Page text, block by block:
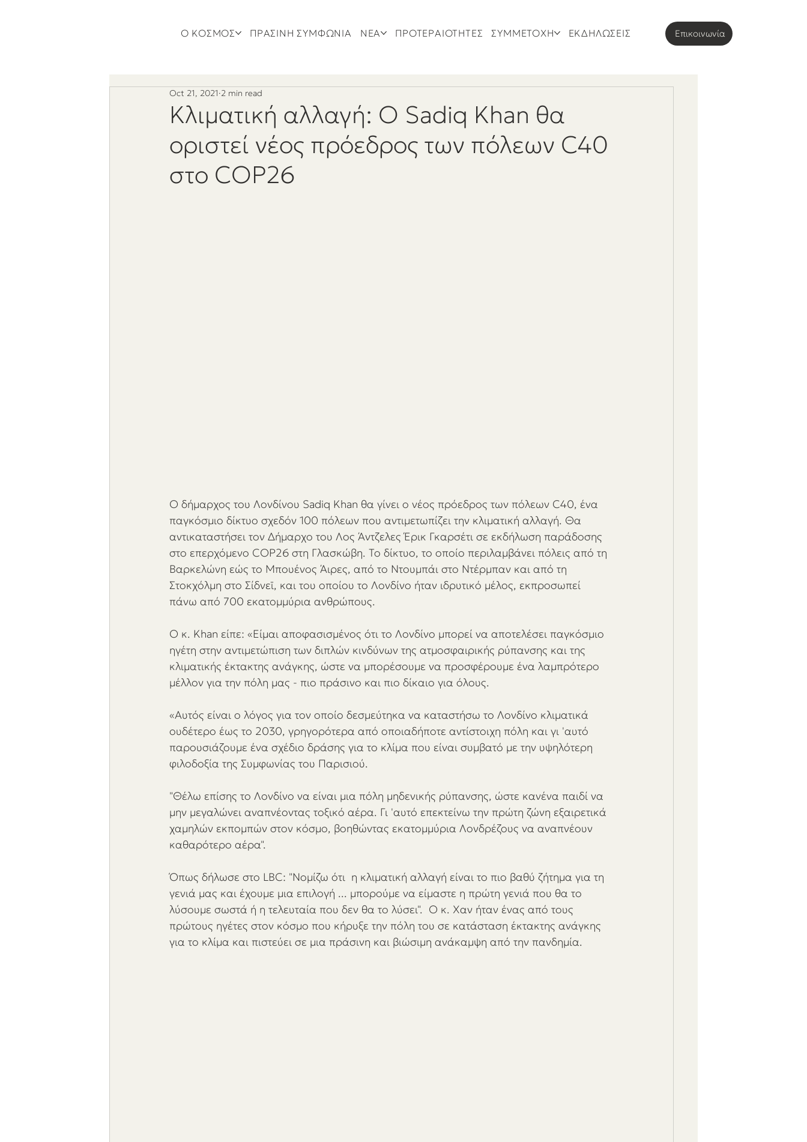
Ο ΚΟΣΜΟΣ ΠΡΑΣΙΝΗ ΣΥΜΦΩΝΙΑ ΝΕΑ ΠΡΟΤΕΡΑΙΟΤΗΤΕΣ ΣΥΜΜΕΤΟΧΗ ΕΚΔΗΛΩΣΕΙΣ Eπικοινωνία
Κλιματική αλλαγή: Ο Sadiq Khan θα
οριστεί νέος πρόεδρος των πόλεων C40
στο COP26
Oct 21, 2021 2 min read
Ο δήμαρχος του Λονδίνου Sadiq Khan θα γίνει ο νέος πρόεδρος των πόλεων C40, ένα
παγκόσμιο δίκτυο σχεδόν 100 πόλεων που αντιμετωπίζει την κλιματική αλλαγή. Θα
αντικαταστήσει τον Δήμαρχο του Λος Άντζελες Έρικ Γκαρσέτι σε εκδήλωση παράδοσης
στο επερχόμενο COP26 στη Γλασκώβη. Το δίκτυο, το οποίο περιλαμβάνει πόλεις από τη
Βαρκελώνη εώς το Μπουένος Άιρες, από το Ντουμπάι στο Ντέρμπαν και από τη
Στοκχόλμη στο Σίδνεϊ, και του οποίου το Λονδίνο ήταν ιδρυτικό μέλος, εκπροσωπεί
πάνω από 700 εκατομμύρια ανθρώπους.
Ο κ. Khan είπε: «Είμαι αποφασισμένος ότι το Λονδίνο μπορεί να αποτελέσει παγκόσμιο
ηγέτη στην αντιμετώπιση των διπλών κινδύνων της ατμοσφαιρικής ρύπανσης και της
κλιματικής έκτακτης ανάγκης, ώστε να μπορέσουμε να προσφέρουμε ένα λαμπρότερο
μέλλον για την πόλη μας - πιο πράσινο και πιο δίκαιο για όλους.
«Αυτός είναι ο λόγος για τον οποίο δεσμεύτηκα να καταστήσω το Λονδίνο κλιματικά
ουδέτερο έως το 2030, γρηγορότερα από οποιαδήποτε αντίστοιχη πόλη και γι 'αυτό
παρουσιάζουμε ένα σχέδιο δράσης για το κλίμα που είναι συμβατό με την υψηλότερη
φιλοδοξία της Συμφωνίας του Παρισιού.
"Θέλω επίσης το Λονδίνο να είναι μια πόλη μηδενικής ρύπανσης, ώστε κανένα παιδί να
μην μεγαλώνει αναπνέοντας τοξικό αέρα. Γι 'αυτό επεκτείνω την πρώτη ζώνη εξαιρετικά
χαμηλών εκπομπών στον κόσμο, βοηθώντας εκατομμύρια Λονδρέζους να αναπνέουν
καθαρότερο αέρα".
Όπως δήλωσε στο LBC: "Νομίζω ότι  η κλιματική αλλαγή είναι το πιο βαθύ ζήτημα για τη
γενιά μας και έχουμε μια επιλογή ... μπορούμε να είμαστε η πρώτη γενιά που θα το
λύσουμε σωστά ή η τελευταία που δεν θα το λύσει".  Ο κ. Χαν ήταν ένας από τους
πρώτους ηγέτες στον κόσμο που κήρυξε την πόλη του σε κατάσταση έκτακτης ανάγκης
για το κλίμα και πιστεύει σε μια πράσινη και βιώσιμη ανάκαμψη από την πανδημία.